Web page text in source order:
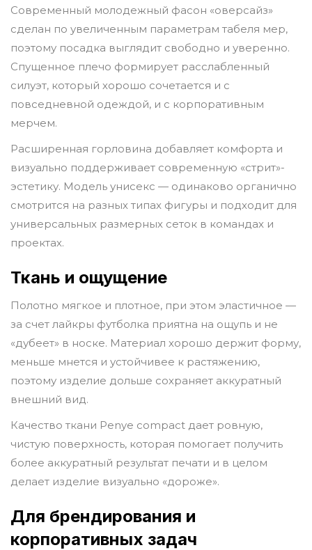
Современный молодежный фасон «оверсайз»
сделан по увеличенным параметрам табеля мер,
поэтому посадка выглядит свободно и уверенно.
Спущенное плечо формирует расслабленный
силуэт, который хорошо сочетается и с
повседневной одеждой, и с корпоративным
мерчем.
Расширенная горловина добавляет комфорта и
визуально поддерживает современную «стрит»-
эстетику. Модель унисекс — одинаково органично
смотрится на разных типах фигуры и подходит для
универсальных размерных сеток в командах и
проектах.
Ткань и ощущение
Полотно мягкое и плотное, при этом эластичное —
за счет лайкры футболка приятна на ощупь и не
«дубеет» в носке. Материал хорошо держит форму,
меньше мнется и устойчивее к растяжению,
поэтому изделие дольше сохраняет аккуратный
внешний вид.
Качество ткани Penye compact дает ровную,
чистую поверхность, которая помогает получить
более аккуратный результат печати и в целом
делает изделие визуально «дороже».
Для брендирования и
корпоративных задач